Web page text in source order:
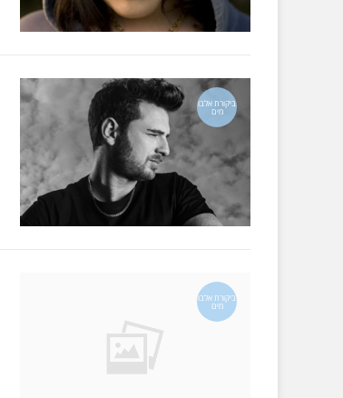
ביקורת אלבו
מים
ביקורת אלבו
מים